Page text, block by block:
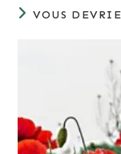
VOUS